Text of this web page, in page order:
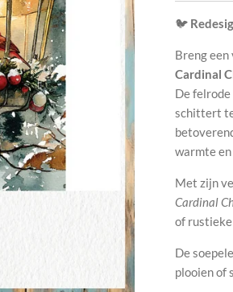
🐦
Breng
Cardinal
De
schittert
warmte
Met zijn
Cardinal
of rustieke
De
plooien of